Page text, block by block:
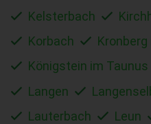
Kelsterbach
Korbach
Königstein im Taunus
Langen
Lauterbach
Leun